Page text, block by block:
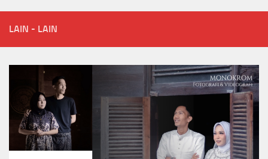
LAIN - LAIN